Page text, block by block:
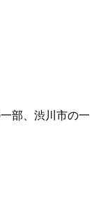
部、渋川市の一